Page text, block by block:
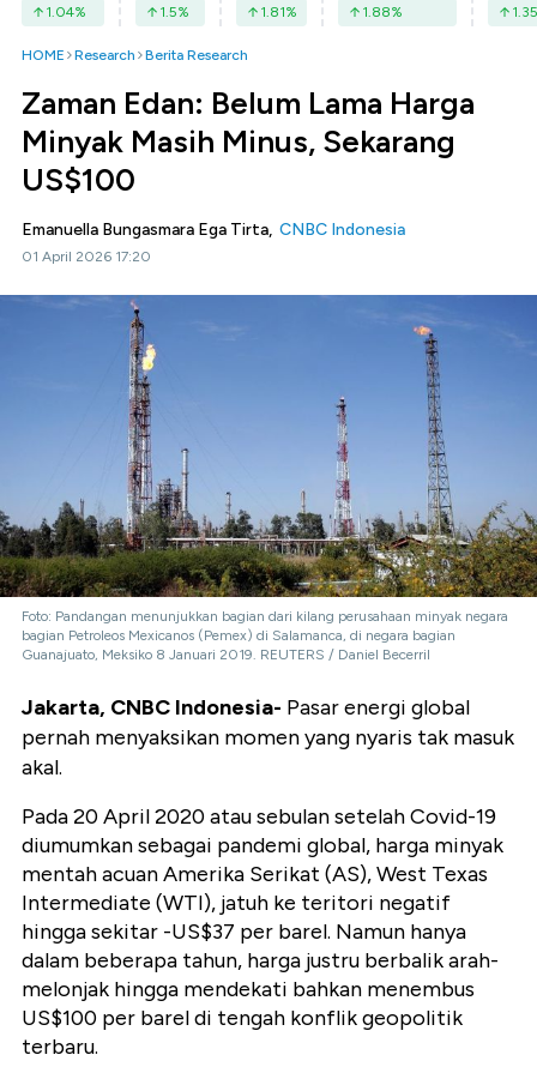
1.04% 1.5% 1.81% 1.88% 1.35
HOME Research Berita Research
Zaman Edan: Belum Lama Harga
Minyak Masih Minus, Sekarang
US$100
Emanuella Bungasmara Ega Tirta, CNBC Indonesia
01 April 2026 17:20
Foto: Pandangan menunjukkan bagian dari kilang perusahaan minyak negara
bagian Petroleos Mexicanos (Pemex) di Salamanca, di negara bagian
Guanajuato, Meksiko 8 Januari 2019. REUTERS / Daniel Becerril
Jakarta, CNBC Indonesia- Pasar energi global
pernah menyaksikan momen yang nyaris tak masuk
akal.
Pada 20 April 2020 atau sebulan setelah Covid-19
diumumkan sebagai pandemi global, harga minyak
mentah acuan Amerika Serikat (AS),West Texas
Intermediate (WTI), jatuh ke teritori negatif
hingga sekitar -US$37 per barel. Namun hanya
dalam beberapa tahun, harga justru berbalik arah-
melonjak hingga mendekati bahkan menembus
US$100 per barel di tengah konflik geopolitik
terbaru.